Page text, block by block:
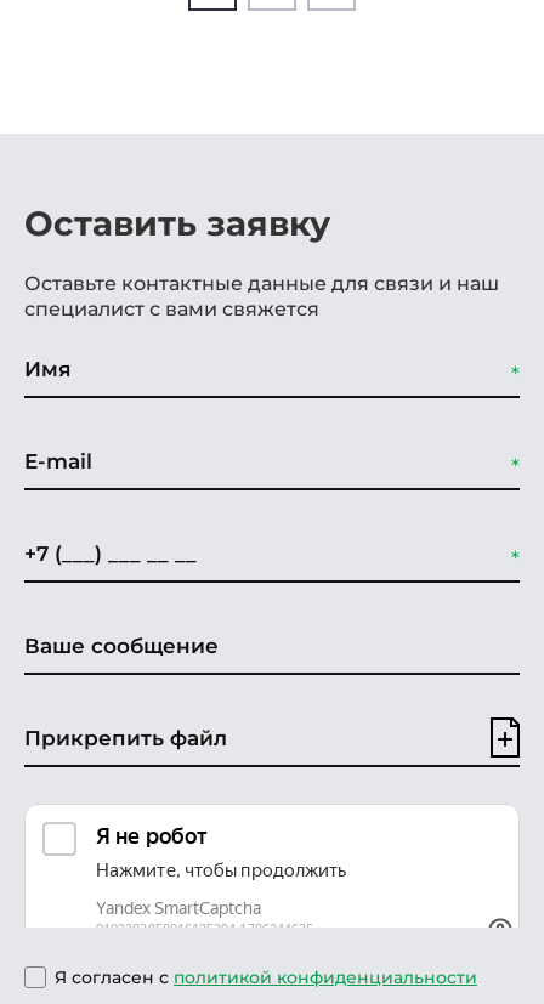
Оставить заявку
Оставьте контактные данные для связи и наш
специалист с вами свяжется
Прикрепить файл
Я согласен с политикой конфиденциальности